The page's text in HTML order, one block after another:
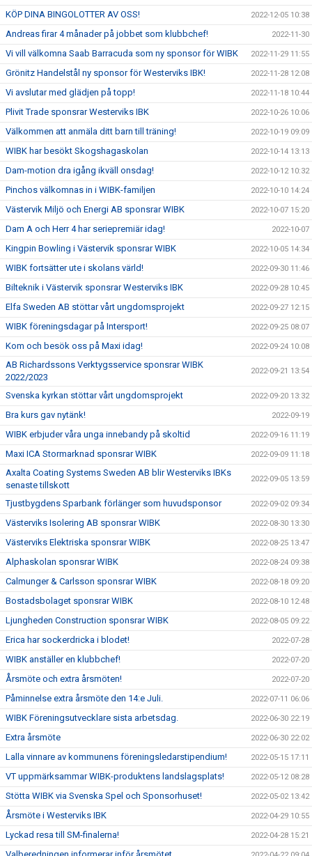
KÖP DINA BINGOLOTTER AV OSS! 2022-12-05 10:38
Andreas firar 4 månader på jobbet som klubbchef! 2022-11-30
Vi vill välkomna Saab Barracuda som ny sponsor för WIBK 2022-11-29 11:55
Grönitz Handelstål ny sponsor för Westerviks IBK! 2022-11-28 12:08
Vi avslutar med glädjen på topp! 2022-11-18 10:44
Plivit Trade sponsrar Westerviks IBK 2022-10-26 10:06
Välkommen att anmäla ditt barn till träning! 2022-10-19 09:09
WIBK har besökt Skogshagaskolan 2022-10-14 13:13
Dam-motion dra igång ikväll onsdag! 2022-10-12 10:32
Pinchos välkomnas in i WIBK-familjen 2022-10-10 14:24
Västervik Miljö och Energi AB sponsrar WIBK 2022-10-07 15:20
Dam A och Herr 4 har seriepremiär idag! 2022-10-07
Kingpin Bowling i Västervik sponsrar WIBK 2022-10-05 14:34
WIBK fortsätter ute i skolans värld! 2022-09-30 11:46
Bilteknik i Västervik sponsrar Westerviks IBK 2022-09-28 10:45
Elfa Sweden AB stöttar vårt ungdomsprojekt 2022-09-27 12:15
WIBK föreningsdagar på Intersport! 2022-09-25 08:07
Kom och besök oss på Maxi idag! 2022-09-24 10:08
AB Richardssons Verktygsservice sponsrar WIBK
2022/2023
2022-09-21 13:54
Svenska kyrkan stöttar vårt ungdomsprojekt 2022-09-20 13:32
Bra kurs gav nytänk! 2022-09-19
WIBK erbjuder våra unga innebandy på skoltid 2022-09-16 11:19
Maxi ICA Stormarknad sponsrar WIBK 2022-09-09 11:18
Axalta Coating Systems Sweden AB blir Westerviks IBKs
senaste tillskott
2022-09-05 13:59
Tjustbygdens Sparbank förlänger som huvudsponsor 2022-09-02 09:34
Västerviks Isolering AB sponsrar WIBK 2022-08-30 13:30
Västerviks Elektriska sponsrar WIBK 2022-08-25 13:47
Alphaskolan sponsrar WIBK 2022-08-24 09:38
Calmunger & Carlsson sponsrar WIBK 2022-08-18 09:20
Bostadsbolaget sponsrar WIBK 2022-08-10 12:48
Ljungheden Construction sponsrar WIBK 2022-08-05 09:22
Erica har sockerdricka i blodet! 2022-07-28
WIBK anställer en klubbchef! 2022-07-20
Årsmöte och extra årsmöten! 2022-07-20
Påminnelse extra årsmöte den 14:e Juli. 2022-07-11 06:06
WIBK Föreningsutvecklare sista arbetsdag. 2022-06-30 22:19
Extra årsmöte 2022-06-30 22:02
Lalla vinnare av kommunens föreningsledarstipendium! 2022-05-15 17:11
VT uppmärksammar WIBK-produktens landslagsplats! 2022-05-12 08:28
Stötta WIBK via Svenska Spel och Sponsorhuset! 2022-05-02 13:42
Årsmöte i Westerviks IBK 2022-04-29 10:55
Lyckad resa till SM-finalerna! 2022-04-28 15:21
Valberedningen informerar inför årsmötet